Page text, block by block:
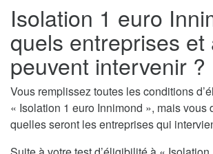
Isolation 1 euro
quels entreprises et
peuvent intervenir ?
Vous remplissez toutes les conditions
« Isolation 1 euro Innimond », mais vous
quelles seront les entreprises qui